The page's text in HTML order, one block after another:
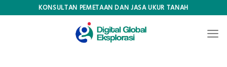
KONSULTAN PEMETAAN DAN JASA UKUR TANAH